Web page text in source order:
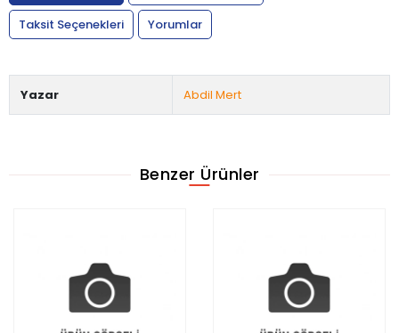
Taksit Seçenekleri
Yorumlar
Yazar Abdil Mert
Benzer Ürünler